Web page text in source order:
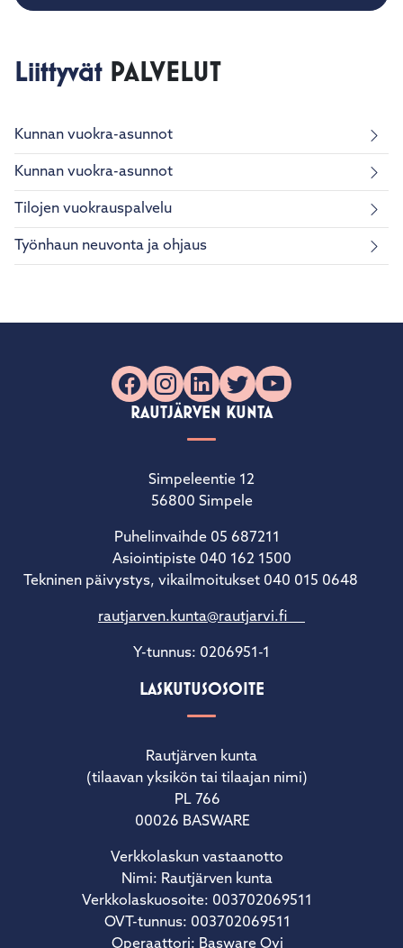
Liittyvät PALVELUT
Kunnan vuokra-asunnot
Kunnan vuokra-asunnot
Tilojen vuokrauspalvelu
Työnhaun neuvonta ja ohjaus
Facebook
Instagram
LinkedIn
X YouTube
RAUTJÄRVEN KUNTA
Simpeleentie 12
56800 Simpele
Puhelinvaihde 05 687211
Asiointipiste 040 162 1500
Tekninen päivystys, vikailmoitukset 040 015 0648
rautjarven.kunta@rautjarvi.fi
Y-tunnus: 0206951-1
LASKUTUSOSOITE
Rautjärven kunta
(tilaavan yksikön tai tilaajan nimi)
PL 766
00026 BASWARE
Verkkolaskun vastaanotto
Nimi: Rautjärven kunta
Verkkolaskuosoite: 003702069511
OVT-tunnus: 003702069511
Operaattori: Basware Oyj